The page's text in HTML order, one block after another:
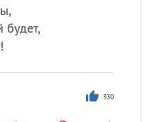
будет,
330
Анатолий
, Еще
значениеи